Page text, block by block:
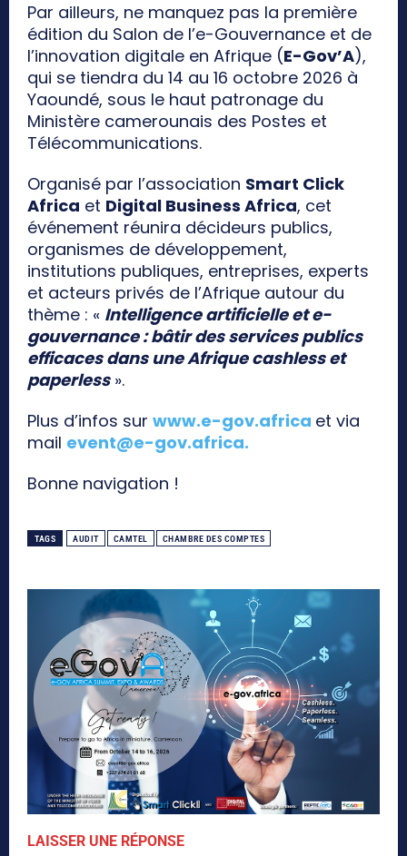
Par ailleurs, ne manquez pas la première
édition du Salon de l’e-Gouvernance et de
l’innovation digitale en Afrique (E-Gov’A),
qui se tiendra du 14 au 16 octobre 2026 à
Yaoundé, sous le haut patronage du
Ministère camerounais des Postes et
Télécommunications.
Organisé par l’association Smart Click
Africa et Digital Business Africa, cet
événement réunira décideurs publics,
organismes de développement,
institutions publiques, entreprises, experts
et acteurs privés de l’Afrique autour du
thème : « Intelligence artificielle et e-
gouvernance : bâtir des services publics
efficaces dans une Afrique cashless et
paperless».
Plus d’infos sur www.e-gov.africa et via
mail event@e-gov.africa.
Bonne navigation !
TAGS AUDIT CAMTEL CHAMBRE DES COMPTES
LAISSER UNE RÉPONSE